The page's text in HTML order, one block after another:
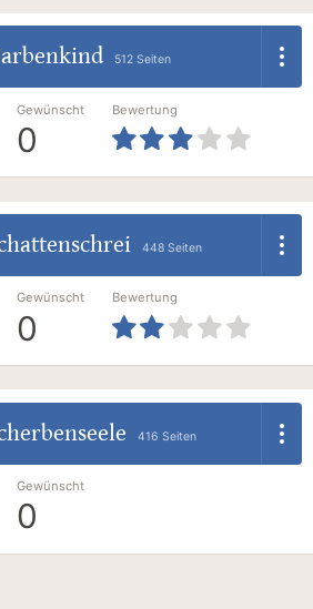
512 Seiten
Gewünscht
0
Bewertung
448 Seiten
Gewünscht
0
Bewertung
416 Seiten
Gewünscht
0